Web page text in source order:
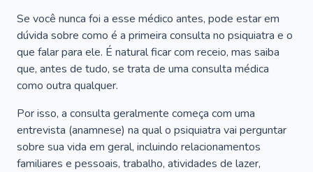
Se você nunca foi a esse médico antes, pode estar em
dúvida sobre como é a primeira consulta no psiquiatra e o
que falar para ele. É natural ficar com receio, mas saiba
que, antes de tudo, se trata de uma consulta médica
como outra qualquer.
Por isso, a consulta geralmente começa com uma
entrevista (anamnese) na qual o psiquiatra vai perguntar
sobre sua vida em geral, incluindo relacionamentos
familiares e pessoais, trabalho, atividades de lazer,